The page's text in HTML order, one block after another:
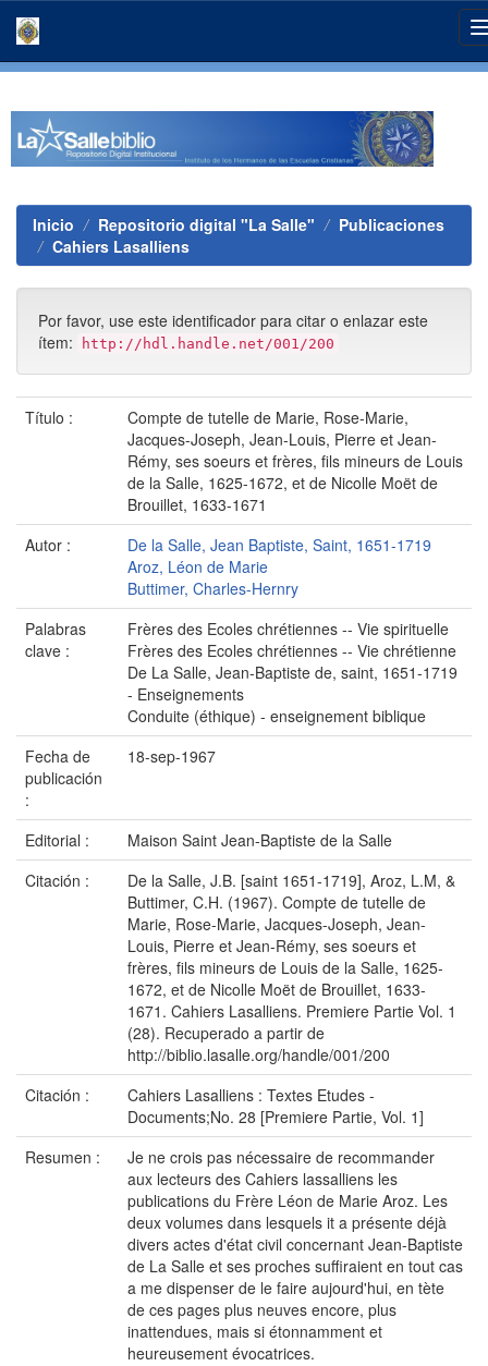
Inicio Repositorio digital "La Salle"
Publicaciones
Cahiers Lasalliens
Por favor, use este identificador para citar o enlazar este
ítem:
http://hdl.handle.net/001/200
Título :
Compte de tutelle de Marie, Rose-Marie,
Jacques-Joseph, Jean-Louis, Pierre et Jean-
Rémy, ses soeurs et frères, fils mineurs de Louis
de la Salle, 1625-1672, et de Nicolle Moët de
Brouillet, 1633-1671
Autor :
De la Salle, Jean Baptiste, Saint, 1651-1719
Aroz, Léon de Marie
Buttimer, Charles-Hernry
Palabras
clave :
Frères des Ecoles chrétiennes -- Vie spirituelle
Frères des Ecoles chrétiennes -- Vie chrétienne
De La Salle, Jean-Baptiste de, saint, 1651-1719
- Enseignements
Conduite (éthique) - enseignement biblique
Fecha de
publicación
:
18-sep-1967
Editorial :
Maison Saint Jean-Baptiste de la Salle
Citación :
De la Salle, J.B. [saint 1651-1719], Aroz, L.M, &
Buttimer, C.H. (1967). Compte de tutelle de
Marie, Rose-Marie, Jacques-Joseph, Jean-
Louis, Pierre et Jean-Rémy, ses soeurs et
frères, fils mineurs de Louis de la Salle, 1625-
1672, et de Nicolle Moët de Brouillet, 1633-
1671. Cahiers Lasalliens. Premiere Partie Vol. 1
(28). Recuperado a partir de
http://biblio.lasalle.org/handle/001/200
Citación :
Cahiers Lasalliens : Textes Etudes -
Documents;No. 28 [Premiere Partie, Vol. 1]
Resumen :
Je ne crois pas nécessaire de recommander
aux lecteurs des Cahiers lassalliens les
publications du Frère Léon de Marie Aroz. Les
deux volumes dans lesquels it a présente déjà
divers actes d'état civil concernant Jean-Baptiste
de La Salle et ses proches suffiraient en tout cas
a me dispenser de le faire aujourd'hui, en tète
de ces pages plus neuves encore, plus
inattendues, mais si étonnamment et
heureusement évocatrices.